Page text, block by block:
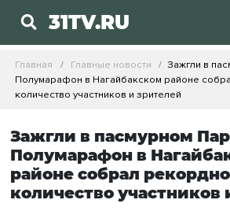
31TV.RU
Главная Главные новости
Зажгли в
Полумарафон в Нагайбакском районе
количество участников и зрителей
Зажгли в пасмурном
Полумарафон в
районе собрал
количество участников